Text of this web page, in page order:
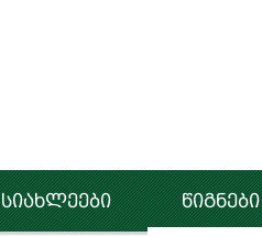
სიახლეები წიგნები